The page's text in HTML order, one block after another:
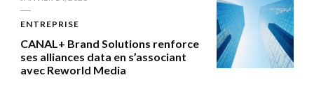
ENTREPRISE
CANAL+ Brand Solutions renforce
ses alliances data en s’associant
avec Reworld Media